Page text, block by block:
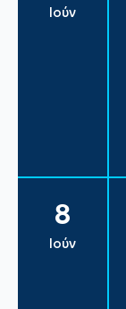
Ιούν
8
Ιούν